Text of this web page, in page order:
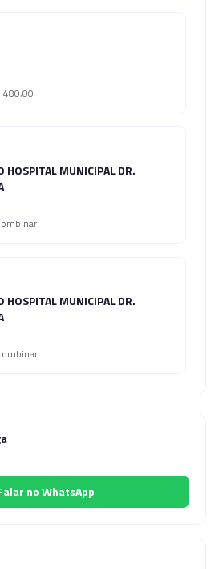
480,00
HOSPITAL MUNICIPAL DR.
HOSPITAL MUNICIPAL DR.
no WhatsApp